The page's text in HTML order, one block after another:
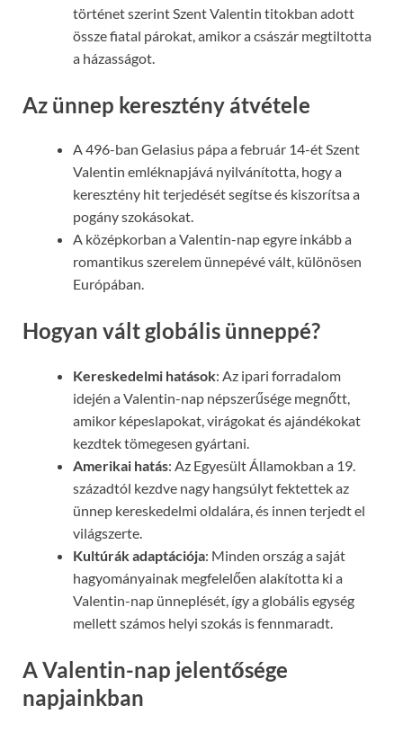
történet szerint Szent Valentin titokban adott
össze fiatal párokat, amikor a császár megtiltotta
a házasságot.
Az ünnep keresztény átvétele
A 496-ban Gelasius pápa a február 14-ét Szent
Valentin emléknapjává nyilvánította, hogy a
keresztény hit terjedését segítse és kiszorítsa a
pogány szokásokat.
A középkorban a Valentin-nap egyre inkább a
romantikus szerelem ünnepévé vált, különösen
Európában.
Hogyan vált globális ünneppé?
Kereskedelmi hatások: Az ipari forradalom
idején a Valentin-nap népszerűsége megnőtt,
amikor képeslapokat, virágokat és ajándékokat
kezdtek tömegesen gyártani.
Amerikai hatás: Az Egyesült Államokban a 19.
századtól kezdve nagy hangsúlyt fektettek az
ünnep kereskedelmi oldalára, és innen terjedt el
világszerte.
Kultúrák adaptációja: Minden ország a saját
hagyományainak megfelelően alakította ki a
Valentin-nap ünneplését, így a globális egység
mellett számos helyi szokás is fennmaradt.
A Valentin-nap jelentősége
napjainkban